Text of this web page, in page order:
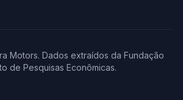
Motors. Dados extraídos da Fundação
de Pesquisas Econômicas.